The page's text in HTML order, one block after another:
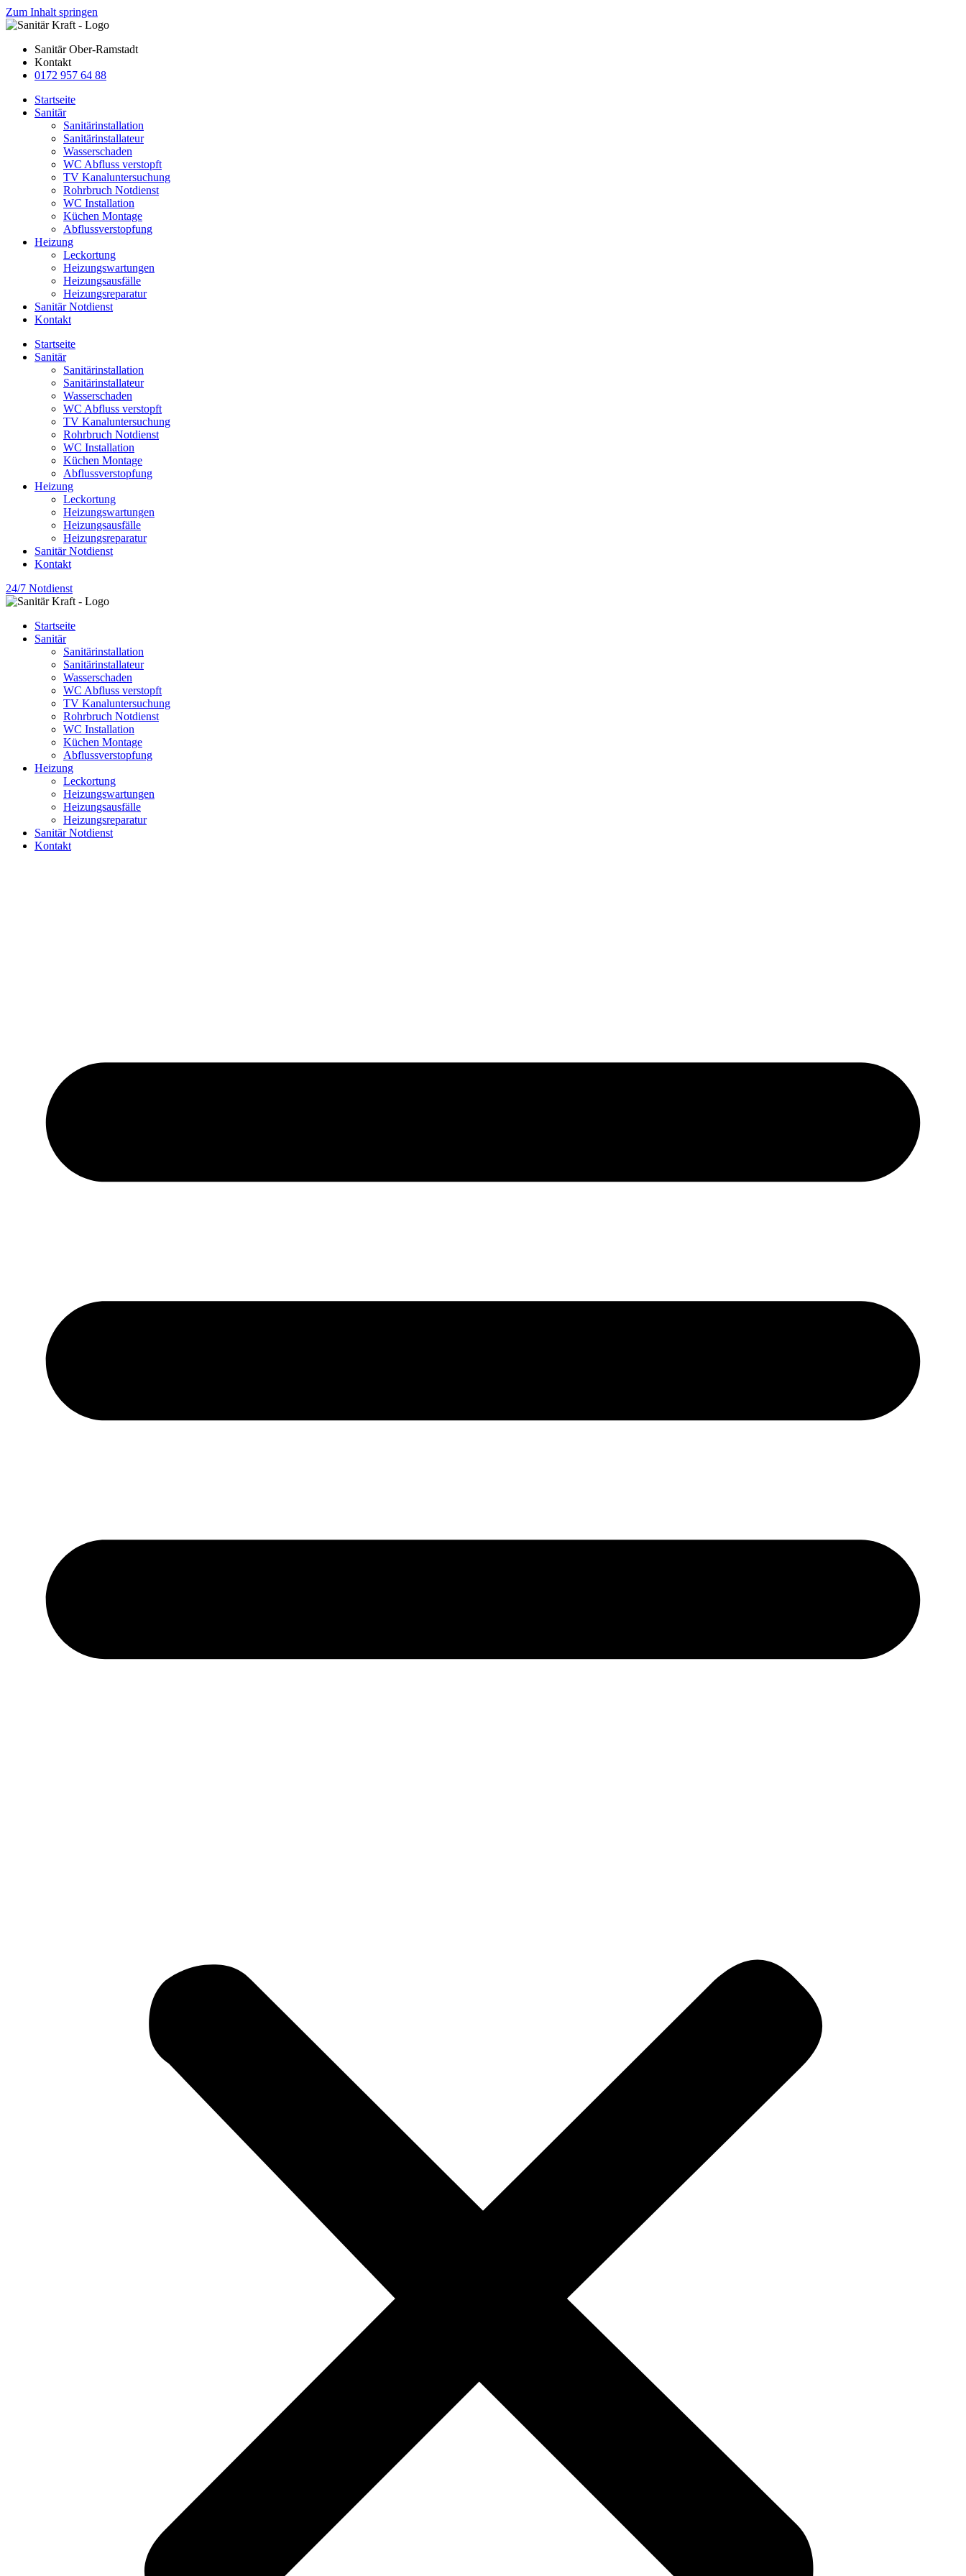
Zum Inhalt springen
Sanitär Ober-Ramstadt
Kontakt
0172 957 64 88
Startseite
Sanitär
Sanitärinstallation
Sanitärinstallateur
Wasserschaden
WC Abfluss verstopft
TV Kanaluntersuchung
Rohrbruch Notdienst
WC Installation
Küchen Montage
Abflussverstopfung
Heizung
Leckortung
Heizungswartungen
Heizungsausfälle
Heizungsreparatur
Sanitär Notdienst
Kontakt
Startseite
Sanitär
Sanitärinstallation
Sanitärinstallateur
Wasserschaden
WC Abfluss verstopft
TV Kanaluntersuchung
Rohrbruch Notdienst
WC Installation
Küchen Montage
Abflussverstopfung
Heizung
Leckortung
Heizungswartungen
Heizungsausfälle
Heizungsreparatur
Sanitär Notdienst
Kontakt
24/7 Notdienst
Startseite
Sanitär
Sanitärinstallation
Sanitärinstallateur
Wasserschaden
WC Abfluss verstopft
TV Kanaluntersuchung
Rohrbruch Notdienst
WC Installation
Küchen Montage
Abflussverstopfung
Heizung
Leckortung
Heizungswartungen
Heizungsausfälle
Heizungsreparatur
Sanitär Notdienst
Kontakt